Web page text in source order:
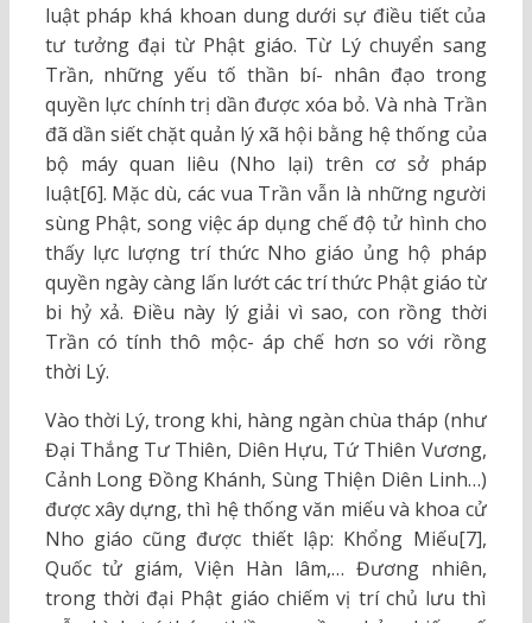
luật pháp khá khoan dung dưới sự điều tiết của
tư tưởng đại từ Phật giáo. Từ Lý chuyển sang
Trần, những yếu tố thần bí- nhân đạo trong
quyền lực chính trị dần được xóa bỏ. Và nhà Trần
đã dần siết chặt quản lý xã hội bằng hệ thống của
bộ máy quan liêu (Nho lại) trên cơ sở pháp
luật[6]. Mặc dù, các vua Trần vẫn là những người
sùng Phật, song việc áp dụng chế độ tử hình cho
thấy lực lượng trí thức Nho giáo ủng hộ pháp
quyền ngày càng lấn lướt các trí thức Phật giáo từ
bi hỷ xả. Điều này lý giải vì sao, con rồng thời
Trần có tính thô mộc- áp chế hơn so với rồng
thời Lý.
Vào thời Lý, trong khi, hàng ngàn chùa tháp (như
Đại Thắng Tư Thiên, Diên Hựu, Tứ Thiên Vương,
Cảnh Long Đồng Khánh, Sùng Thiện Diên Linh…)
được xây dựng, thì hệ thống văn miếu và khoa cử
Nho giáo cũng được thiết lập: Khổng Miếu[7],
Quốc tử giám, Viện Hàn lâm,… Đương nhiên,
trong thời đại Phật giáo chiếm vị trí chủ lưu thì